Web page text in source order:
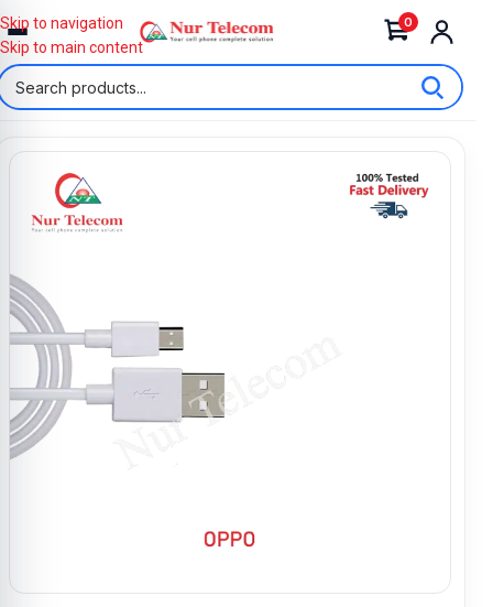
0
Skip to navigation
Skip to main content